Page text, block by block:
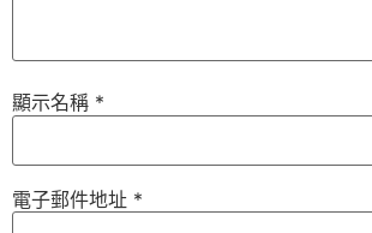
顯示名稱 *
電子郵件地址 *